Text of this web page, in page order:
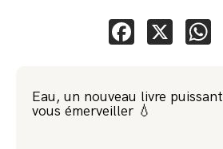
X
Eau, un nouveau livre
vous émerveiller 💧